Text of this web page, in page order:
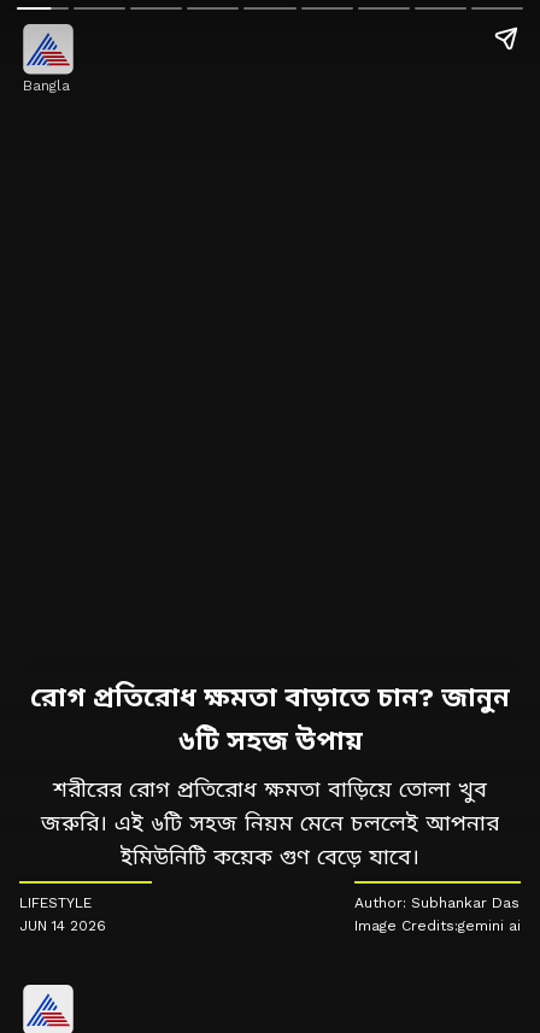
Bangla
রোগ প্রতিরোধ ক্ষমতা বাড়াতে চান? জানুন
৬টি সহজ উপায়
শরীরের রোগ প্রতিরোধ ক্ষমতা বাড়িয়ে তোলা খুব
জরুরি। এই ৬টি সহজ নিয়ম মেনে চললেই আপনার
ইমিউনিটি কয়েক গুণ বেড়ে যাবে।
LIFESTYLE
JUN 14 2026
Author: Subhankar Das
Image Credits:gemini ai